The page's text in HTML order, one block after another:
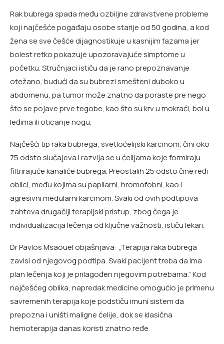
Rak bubrega spada među ozbiljne zdravstvene probleme
koji najčešće pogađaju osobe starije od 50 godina, a kod
žena se sve češće dijagnostikuje u kasnijim fazama jer
bolest retko pokazuje upozoravajuće simptome u
početku. Stručnjaci ističu da je rano prepoznavanje
otežano, budući da su bubrezi smešteni duboko u
abdomenu, pa tumor može znatno da poraste pre nego
što se pojave prve tegobe, kao što su krv u mokraći, bol u
leđima ili oticanje nogu.
Najčešći tip raka bubrega, svetloćelijski karcinom, čini oko
75 odsto slučajeva i razvija se u ćelijama koje formiraju
filtrirajuće kanaliće bubrega. Preostalih 25 odsto čine ređi
oblici, među kojima su papilarni, hromofobni, kao i
agresivni medularni karcinom. Svaki od ovih podtipova
zahteva drugačiji terapijski pristup, zbog čega je
individualizacija lečenja od ključne važnosti, ističu lekari.
Dr Pavlos Msaouel objašnjava: „Terapija raka bubrega
zavisi od njegovog podtipa. Svaki pacijent treba da ima
plan lečenja koji je prilagođen njegovim potrebama.” Kod
najčešćeg oblika, napredak medicine omogućio je primenu
savremenih terapija koje podstiču imuni sistem da
prepozna i uništi maligne ćelije, dok se klasična
hemoterapija danas koristi znatno ređe.